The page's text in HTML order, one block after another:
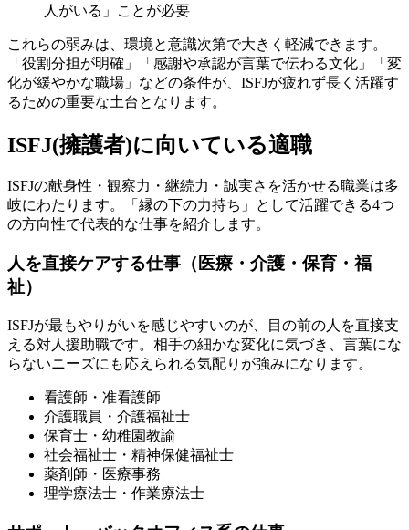
人がいる」ことが必要
これらの弱みは、環境と意識次第で大きく軽減できます。
「役割分担が明確」「感謝や承認が言葉で伝わる文化」「変
化が緩やかな職場」などの条件が、ISFJが疲れず長く活躍す
るための重要な土台となります。
ISFJ(擁護者)に向いている適職
ISFJの献身性・観察力・継続力・誠実さを活かせる職業は多
岐にわたります。「縁の下の力持ち」として活躍できる4つ
の方向性で代表的な仕事を紹介します。
人を直接ケアする仕事（医療・介護・保育・福
祉）
ISFJが最もやりがいを感じやすいのが、目の前の人を直接支
える対人援助職です。相手の細かな変化に気づき、言葉にな
らないニーズにも応えられる気配りが強みになります。
看護師・准看護師
介護職員・介護福祉士
保育士・幼稚園教諭
社会福祉士・精神保健福祉士
薬剤師・医療事務
理学療法士・作業療法士